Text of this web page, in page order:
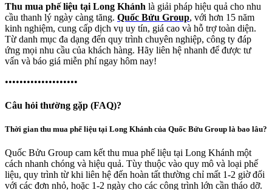
Thu mua phế liệu tại Long Khánh là giải pháp hiệu quả cho nhu
cầu thanh lý ngày càng tăng. Quốc Bửu Group, với hơn 15 năm
kinh nghiệm, cung cấp dịch vụ uy tín, giá cao và hỗ trợ toàn diện.
Từ danh mục đa dạng đến quy trình chuyên nghiệp, công ty đáp
ứng mọi nhu cầu của khách hàng. Hãy liên hệ nhanh để được tư
vấn và báo giá miễn phí ngay hôm nay!
••••••••••••••••••••
Câu hỏi thường gặp (FAQ)?
Thời gian thu mua phế liệu tại Long Khánh của Quốc Bửu Group là bao lâu?
Quốc Bửu Group cam kết thu mua phế liệu tại Long Khánh một
cách nhanh chóng và hiệu quả. Tùy thuộc vào quy mô và loại phế
liệu, quy trình từ khi liên hệ đến hoàn tất thường chỉ mất 1-2 giờ đối
với các đơn nhỏ, hoặc 1-2 ngày cho các công trình lớn cần tháo dỡ.